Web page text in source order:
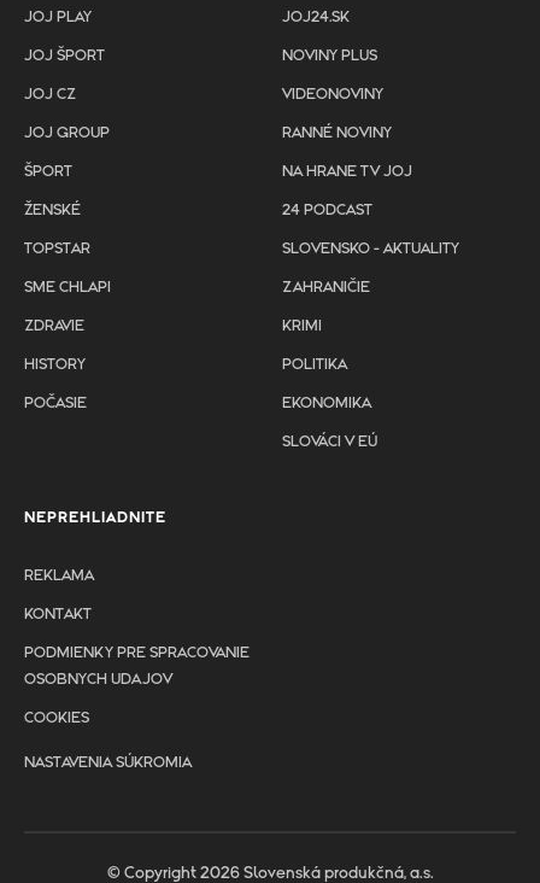
JOJ PLAY
JOJ ŠPORT
JOJ CZ
JOJ GROUP
ŠPORT
ŽENSKÉ
TOPSTAR
SME CHLAPI
ZDRAVIE
HISTORY
POČASIE
JOJ24.SK
NOVINY PLUS
VIDEONOVINY
RANNÉ NOVINY
NA HRANE TV JOJ
24 PODCAST
SLOVENSKO - AKTUALITY
ZAHRANIČIE
KRIMI
POLITIKA
EKONOMIKA
SLOVÁCI V EÚ
NEPREHLIADNITE
REKLAMA
KONTAKT
PODMIENKY PRE SPRACOVANIE
OSOBNYCH UDAJOV
COOKIES
NASTAVENIA SÚKROMIA
© Copyright 2026 Slovenská produkčná, a.s.